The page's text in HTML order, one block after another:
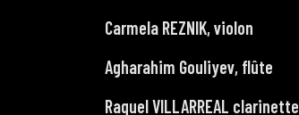
Carmela REZNIK, violon
Agharahim Gouliyev, flûte
Raquel VILLARREAL clarinette